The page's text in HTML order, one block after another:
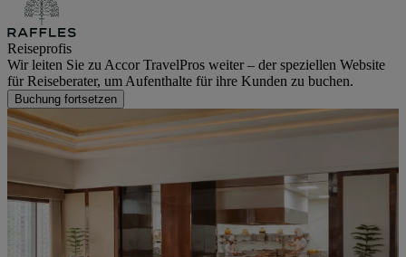
Reiseprofis
Wir leiten Sie zu Accor TravelPros weiter – der speziellen Website
für Reiseberater, um Aufenthalte für ihre Kunden zu buchen.
Buchung fortsetzen